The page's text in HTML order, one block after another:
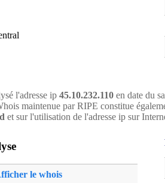
l'adresse ip 45.10.232.110 en date du
maintenue par RIPE constitue
et sur l'utilisation de l'adresse ip sur
le whois